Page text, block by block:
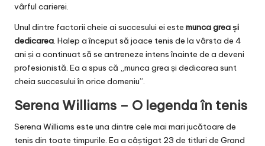
vârful carierei.
Unul dintre factorii cheie ai succesului ei este munca grea și
dedicarea . Halep a început să joace tenis de la vârsta de 4
ani și a continuat să se antreneze intens înainte de a deveni
profesionistă. Ea a spus că „munca grea și dedicarea sunt
cheia succesului în orice domeniu”.
Serena Williams – O legenda în tenis
Serena Williams este una dintre cele mai mari jucătoare de
tenis din toate timpurile. Ea a câștigat 23 de titluri de Grand